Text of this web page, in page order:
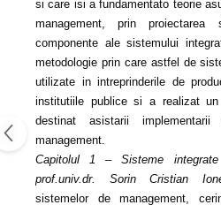
si care isi a fundamentato teorie
management, prin proiectarea
componente ale sistemului
metodologie prin care astfel de
utilizate in intreprinderile de
institutiile publice si a realizat
destinat asistarii
management.
Capitolul 1 – Sisteme
prof.univ.dr. Sorin Cristian
sistemelor de management,